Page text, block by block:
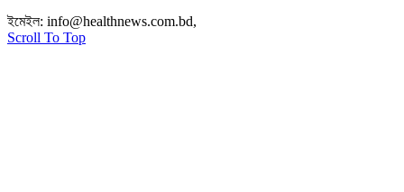
ইমেইল: info@healthnews.com.bd,
Scroll To Top